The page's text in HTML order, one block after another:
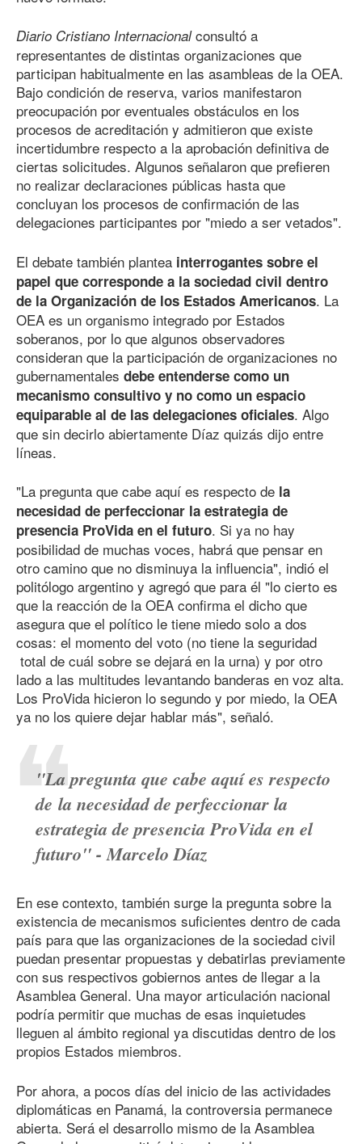
Diario Cristiano Internacionalconsultó a
representantes de distintas organizaciones que
participan habitualmente en las asambleas de la OEA.
Bajo condición de reserva, varios manifestaron
preocupación por eventuales obstáculos en los
procesos de acreditación y admitieron que existe
incertidumbre respecto a la aprobación definitiva de
ciertas solicitudes. Algunos señalaron que prefieren
no realizar declaraciones públicas hasta que
concluyan los procesos de confirmación de las
delegaciones participantes por "miedo a ser vetados".
El debate también plantea interrogantes sobre el
papel que corresponde a la sociedad civil dentro
de la Organización de los Estados Americanos. La
OEA es un organismo integrado por Estados
soberanos, por lo que algunos observadores
consideran que la participación de organizaciones no
gubernamentales debe entenderse como un
mecanismo consultivo y no como un espacio
equiparable al de las delegaciones oficiales. Algo
que sin decirlo abiertamente Díaz quizás dijo entre
líneas.
"La pregunta que cabe aquí es respecto de la
necesidad de perfeccionar la estrategia de
presencia ProVida en el futuro. Si ya no hay
posibilidad de muchas voces, habrá que pensar en
otro camino que no disminuya la influencia", indió el
politólogo argentino y agregó que para él "lo cierto es
que la reacción de la OEA confirma el dicho que
asegura que el político le tiene miedo solo a dos
cosas: el momento del voto (no tiene la seguridad
total de cuál sobre se dejará en la urna) y por otro
lado a las multitudes levantando banderas en voz alta.
Los ProVida hicieron lo segundo y por miedo, la OEA
ya no los quiere dejar hablar más", señaló.
"La pregunta que cabe aquí es respecto
de la necesidad de perfeccionar la
estrategia de presencia ProVida en el
futuro" - Marcelo Díaz
En ese contexto, también surge la pregunta sobre la
existencia de mecanismos suficientes dentro de cada
país para que las organizaciones de la sociedad civil
puedan presentar propuestas y debatirlas previamente
con sus respectivos gobiernos antes de llegar a la
Asamblea General. Una mayor articulación nacional
podría permitir que muchas de esas inquietudes
lleguen al ámbito regional ya discutidas dentro de los
propios Estados miembros.
Por ahora, a pocos días del inicio de las actividades
diplomáticas en Panamá, la controversia permanece
abierta. Será el desarrollo mismo de la Asamblea